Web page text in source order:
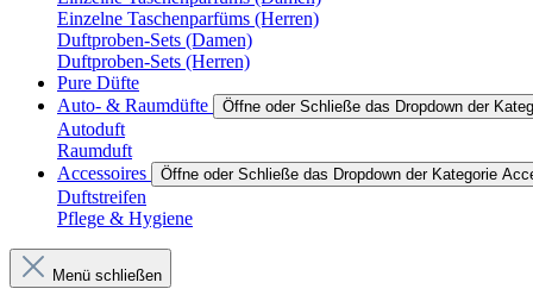
Einzelne Taschenparfüms (Herren)
Duftproben-Sets (Damen)
Duftproben-Sets (Herren)
Pure Düfte
Auto- & Raumdüfte
Öffne oder Schließe das Dropdown der
Autoduft
Raumduft
Accessoires
Öffne oder Schließe das Dropdown der Kategorie
Duftstreifen
Pflege & Hygiene
Menü schließen